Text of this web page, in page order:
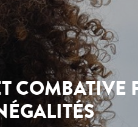
COMBATIVE